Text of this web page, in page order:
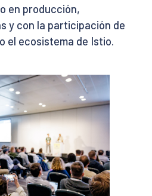
en producción,
y con la participación de
el ecosistema de Istio.